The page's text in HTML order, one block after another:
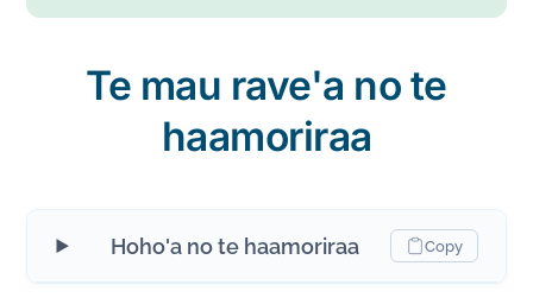
Te mau rave'a no te
haamoriraa
Hoho'a no te haamoriraa Copy